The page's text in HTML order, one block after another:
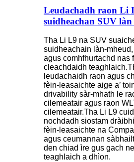
Leudachadh raon Li
suidheachan SUV
Tha Li L9 na SUV
suidheachain làn-mheud,
agus comhfhurtachd nas
cleachdaidh
leudachaidh raon agus
fèin-leasaichte aige a’
drivability sàr-mhath le
cilemeatair agus raon
cilemeatair.Tha Li L9
nochdadh siostam
fèin-leasaichte na
agus ceumannan
den chiad ìre gus gach
teaghlaich a dhìon.